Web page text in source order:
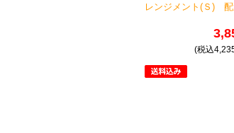
レンジメント(Ｓ) 配
(税込